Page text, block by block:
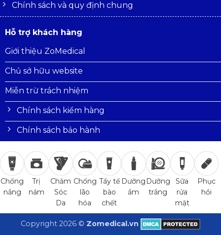
Chính sách và quy định chung
Hỗ trợ khách hàng
Giới thiệu ZoMedical
Chủ sở hữu website
Miễn trừ trách nhiệm
Chính sách kiểm hàng
Chính sách bảo hành
Chống
nắng
Trị
nám
Chăm
Sóc
Da
Chống
lão
hóa
Tẩy tế
bào
chết
Dưỡng
ẩm
Dưỡng
trắng
Sữa
rửa
mặt
Phục
hồi
Copyright 2026 © Zomedical.vn